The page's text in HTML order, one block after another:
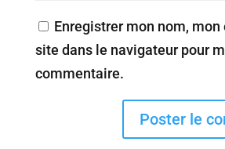
Enregistrer mon nom,
site dans le navigateur pour
commentaire.